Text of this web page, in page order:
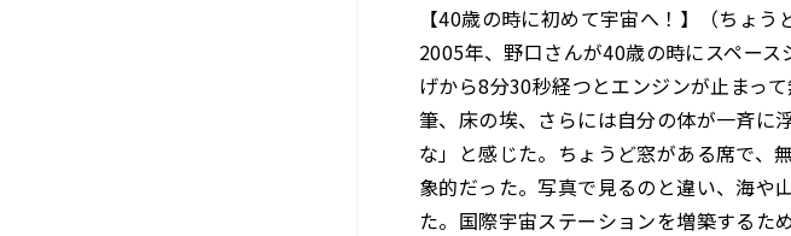
【40歳の時に初めて宇宙へ！】（ちょう
2005年、野口さんが40歳の時にスペー
げから8分30秒経つとエンジンが止まっ
筆、床の埃、さらには自分の体が一斉に
な」と感じた。ちょうど窓がある席で、
象的だった。写真で見るのと違い、海や
た。国際宇宙ステーションを増築するた